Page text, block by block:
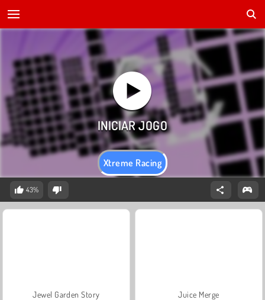
Xtreme Racing
43%
Jewel Garden Story Juice Merge